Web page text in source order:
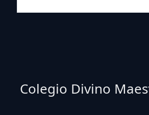
Colegio Divino